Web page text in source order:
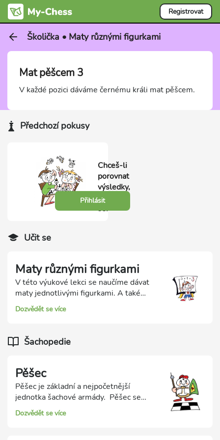
Registrovat
Školička • Maty různými figurkami
Mat pěšcem 3
V každé pozici dáváme černému králi mat pěšcem.
Předchozí pokusy
Chceš-li
porovnat
výsledky,
přihlas
se.
Přihlásit
Učit se
Maty různými figurkami
V této výukové lekci se naučíme dávat
maty jednotlivými figurkami. A také
určování, jestli v pozici je, anebo není
mat. V oblasti Školička k ní najdete 18
Dozvědět se více
Šachopedie
Pěšec
Pěšec je základní a nejpočetnější
jednotka šachové armády. Pěšec se
pohybuje pouze dopředu, nikdy
neustoupí ani o krok zpátky ani neuhne
Dozvědět se více